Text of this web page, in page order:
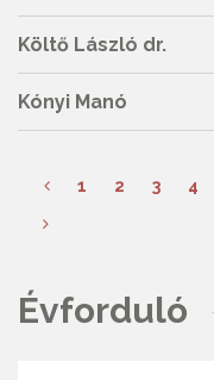
Költő László dr.
Kónyi Manó
1 2 3 4
Évforduló